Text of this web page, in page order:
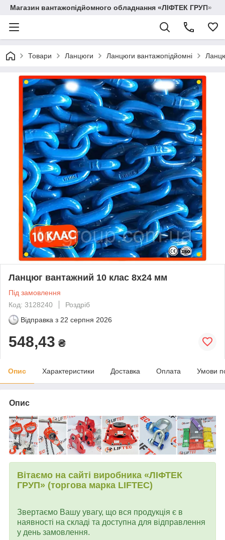
Магазин вантажопідйомного обладнання «ЛІФТЕК ГРУП»
Товари Ланцюги Ланцюги вантажопідйомні
Ланцюг вантажний 10 клас 8х24 мм
Під замовлення
Код: 3128240
Роздріб
Відправка з 22 серпня 2026
548,43 ₴
Опис Характеристики Доставка Оплата Умови
Опис
Вітаємо на сайті виробника «ЛІФТЕК
ГРУП» (торгова марка LIFTEC)
Звертаємо Вашу увагу, що вся продукція є в
наявності на складі та доступна для відправлення
у день замовлення.